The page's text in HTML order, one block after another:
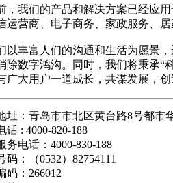
我们的产品和解决方案已经应用
运营商、电子商务、家政服务、
丰富人们的沟通和生活为愿景
除数字鸿沟。同时，我们将秉承“
广大用户一道成长，共谋发展，
址：青岛市市北区黄台路8号都市
话 : 4000-820-188
务电话：4000-830-188
码：（0532）82754111
码：266012